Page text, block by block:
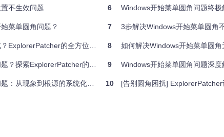
圆角控制的实现方式有所不同，这也是导致设置冲突的常见原因。例
不生效问题
菜单圆角问题？
的全方位解决方案
ExplorerPatcher的底层优化方案
从现象到根源的系统化解法
6 Windows开始菜单圆角问题终
7 3步解决Windows开始菜单圆角不
8 如何解决Windows开始菜单圆角无法
9 Windows开始菜单圆角问题深
10 [告别圆角困扰]